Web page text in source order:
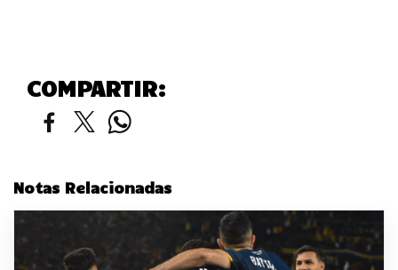
COMPARTIR:
Notas Relacionadas